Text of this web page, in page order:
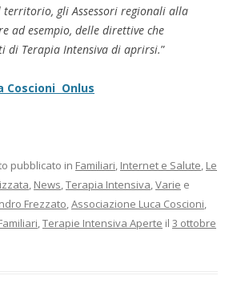
territorio, gli Assessori regionali alla
ad esempio, delle direttive che
di Terapia Intensiva di aprirsi.”
Coscioni Onlus
pubblicato in Familiari, Internet e Salute, Le
, News,Terapia Intensiva,Varie e
Frezzato,Associazione Luca Coscioni,
,Terapie Intensiva Aperte il 3 ottobre